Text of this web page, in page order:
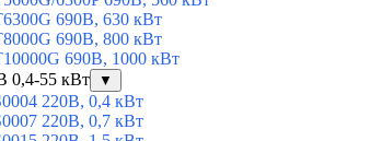
690В, 630 кВт
690В, 800 кВт
690В, 1000 кВт
0,4-55 кВт
▼
220В, 0,4 кВт
220В, 0,7 кВт